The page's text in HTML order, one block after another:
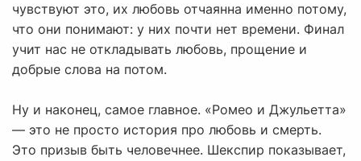
чувствуют это, их любовь отчаянна именно потому,
что они понимают: у них почти нет времени. Финал
учит нас не откладывать любовь, прощение и
добрые слова на потом.
Ну и наконец, самое главное. «Ромео и Джульетта»
— это не просто история про любовь и смерть.
Это призыв быть человечнее. Шекспир показывает,